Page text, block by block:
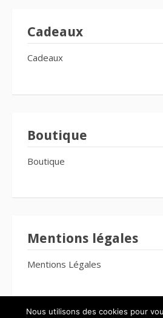
Cadeaux
Cadeaux
Boutique
Boutique
Mentions légales
Mentions Légales
Nous utilisons des cookies pour